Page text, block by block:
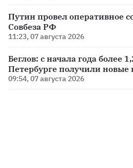
Путин провел оперативное
Совбеза РФ
11:23, 07 августа 2026
Беглов: с начала года более
Петербурге получили новые
09:54, 07 августа 2026